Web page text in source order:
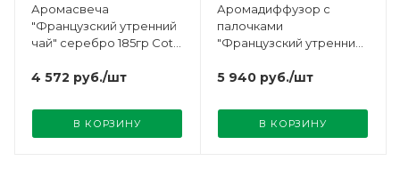
Аромасвеча
"Французский утренний
чай" серебро 185гр Cote
4 572 руб./шт
В КОРЗИНУ
Аромадиффузор с
палочками
"Французский утренний
Noire
5 940 руб./шт
В КОРЗИНУ